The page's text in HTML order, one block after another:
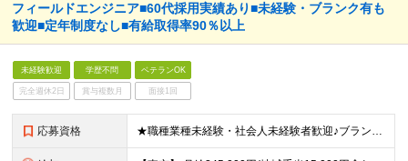
フィールドエンジニア■60代採用実績あり■未経験・ブランク有も
歓迎■定年制度なし■有給取得率90％以上
未経験歓迎 学歴不問 ベテランOK
完全週休2日 賞与複数月 面接1回
応募資格 ★職種業種未経験・社会人未経験者歓迎♪ブランクありもOK！ ★定年制度なし！40代・50代・60代も活躍◎ ■学歴不問 ■要普免(AT限定可) └現在取得中(教習所に通っている場合)の方も一度ご相